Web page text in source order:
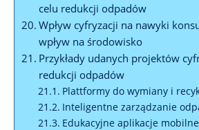
celu redukcji odpadów
Wpływ cyfryzacji na nawyki
wpływ na środowisko
Przykłady udanych projektów
redukcji odpadów
Plattformy do wymiany i
Inteligentne zarządzanie
Edukacyjne aplikacje mobilne